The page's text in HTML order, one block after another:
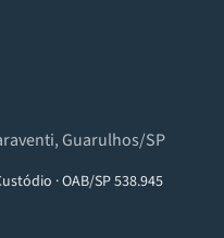
Guarulhos/SP
·OAB/SP 538.945